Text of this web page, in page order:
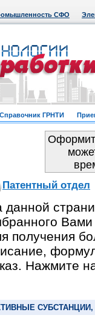
СФО
Справочник ГРНТИ
Патентный отдел
данной
Вами
получения
Нажмите